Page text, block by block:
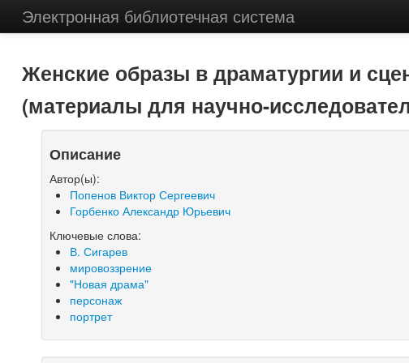
Электронная библиотечная система
Женские образы в драматургии и
(материалы для научно-
Описание
Автор(ы):
Попенов Виктор Сергеевич
Горбенко Александр Юрьевич
Ключевые слова:
В. Сигарев
мировоззрение
"Новая драма"
персонаж
портрет